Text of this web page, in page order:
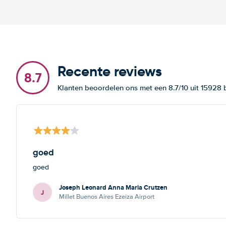
8.7 Recente reviews
Klanten beoordelen ons met een 8.7/10 uit 15928
goed
goed
J Joseph Leonard Anna Maria Crutzen
Millet Buenos Aires Ezeiza Airport